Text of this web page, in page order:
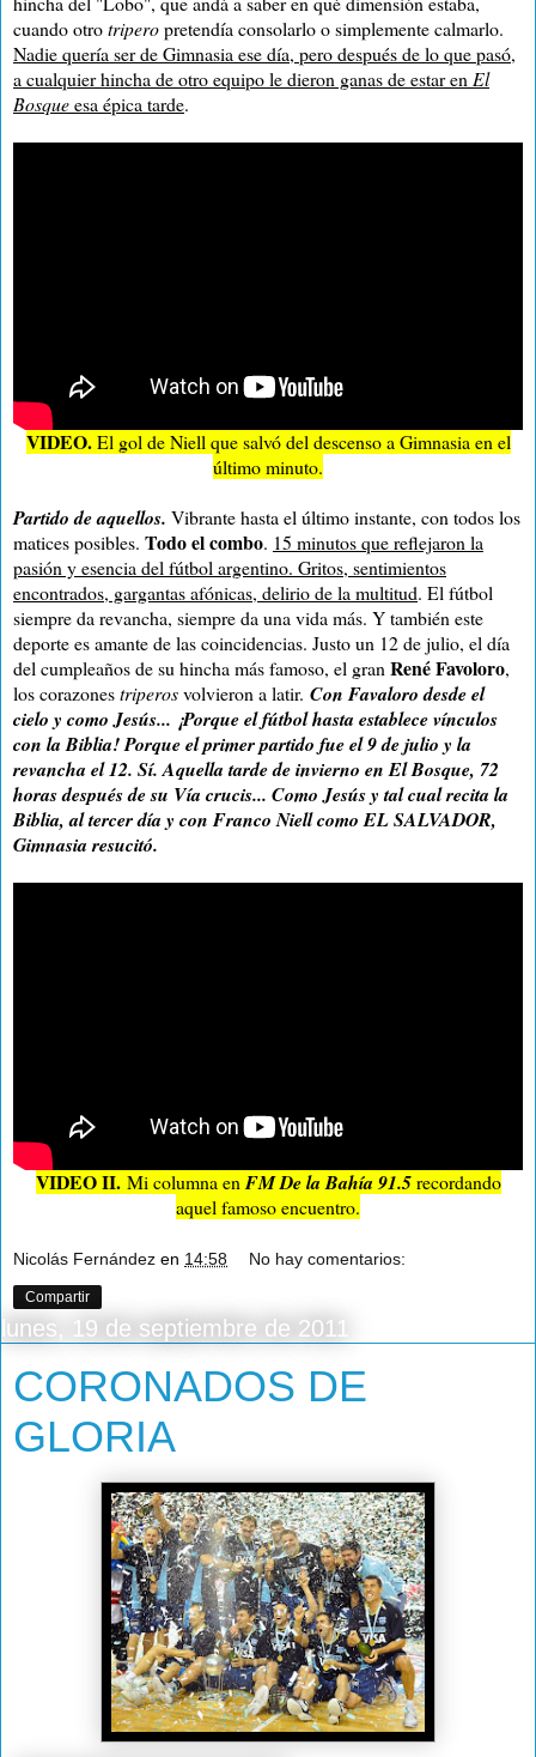
cuando otrotriperopretendía consolarlo o simplemente calmarlo.
Nadie quería ser de Gimnasia ese día, pero después de lo que pasó,
a cualquier hincha de otro equipo le dieron ganas de estar enEl
Bosqueesa épica tarde.
VIDEO.El gol de Niell que salvó del descenso a Gimnasia en el
último minuto.
Partido de aquellos. Vibrante hasta el último instante, con todos los
matices posibles. Todo el combo. 15 minutos que reflejaron la
pasión y esencia del fútbol argentino. Gritos, sentimientos
encontrados, gargantas afónicas, delirio de la multitud. El fútbol
siempre da revancha, siempre da una vida más. Y también este
deporte es amante de las coincidencias. Justo un 12 de julio, el día
del cumpleaños de su hincha más famoso, el gran René Favoloro,
los corazonestriperosvolvieron a latir. Con Favaloro desde el
cielo y como Jesús... ¡Porque el fútbol hasta establece vínculos
con la Biblia! Porque el primer partido fue el 9 de julio y la
revancha el 12. Sí. Aquella tarde de invierno en El Bosque, 72
horas después de su Vía crucis... Como Jesús y tal cual recita la
Biblia, al tercer día y con Franco Niell como EL SALVADOR,
Gimnasia resucitó.
VIDEO II. Mi columna en FM De la Bahía 91.5recordando
aquel famoso encuentro.
Nicolás Fernández en 14:58 No hay comentarios:
Compartir
lunes, 19 de septiembre de 2011
CORONADOS DE
GLORIA